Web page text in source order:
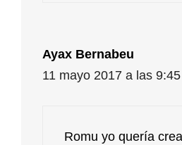
Ayax Bernabeu
11 mayo 2017 a las
Romu yo quería